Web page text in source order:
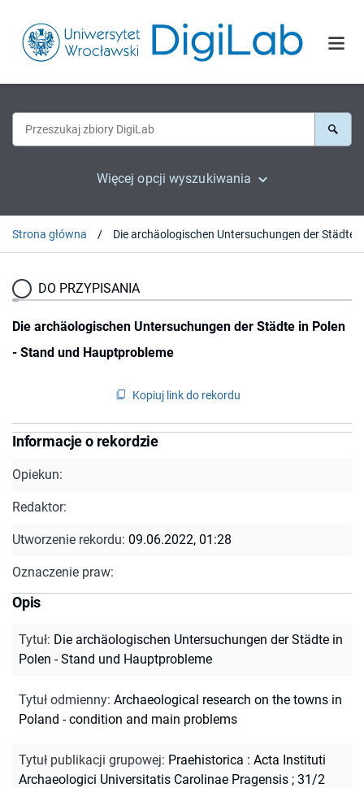
Więcej opcji wyszukiwania
Strona główna
DO PRZYPISANIA
Die archäologischen Untersuchungen der Städte in Polen
- Stand und Hauptprobleme
Kopiuj link do rekordu
Informacje o rekordzie
Opiekun:
Redaktor:
Utworzenie rekordu: 09.06.2022, 01:28
Oznaczenie praw:
Opis
Tytuł: Die archäologischen Untersuchungen der Städte in
Polen - Stand und Hauptprobleme
Tytuł odmienny: Archaeological research on the towns in
Poland - condition and main problems
Tytuł publikacji grupowej: Praehistorica : Acta Instituti
Archaeologici Universitatis Carolinae Pragensis ; 31/2